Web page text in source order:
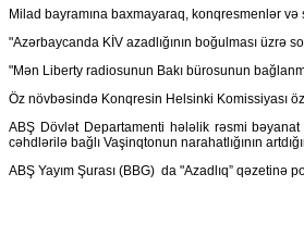
Milad bayramına baxmayaraq, konqresmenlər
"Azərbaycanda KİV azadlığının boğulması üzrə
"Mən Liberty radiosunun Bakı bürosunun
Öz növbəsində Konqresin Helsinki Komissiyası
ABŞ Dövlət Departamenti hələlik rəsmi
cəhdlərilə bağlı Vaşinqtonun narahatlığının
ABŞ Yayım Şurası (BBG) da "Azadlıq” qəzetinə